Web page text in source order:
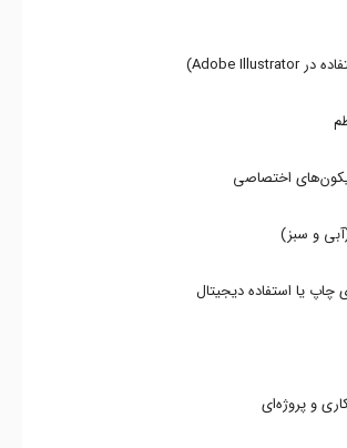
و سبز)
یا استفاده دیجیتال
و پروژه‌ای